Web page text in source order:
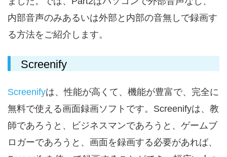
内部音声のみあるいは外部と内部の音無しで録画す
る方法をご紹介します。
Screenify
Screenifyは、性能が高くて、機能が豊富で、完全に
無料で使える画面録画ソフトです。Screenifyは、教
師であろうと、ビジネスマンであろうと、ゲームブ
ロガーであろうと、画面を録画する必要があれば、